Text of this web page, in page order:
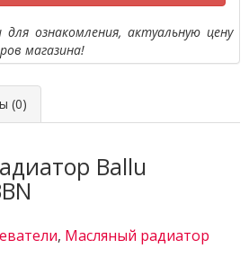
ознакомления, актуальную цену
магазина!
(0)
Ballu
, Масляный радиатор